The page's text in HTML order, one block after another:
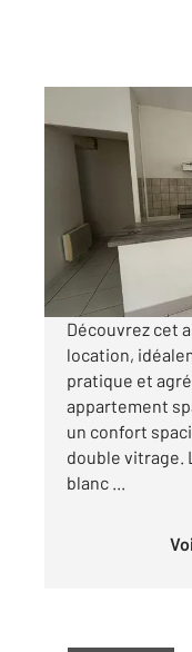
VERZEILLE 11
51 m2, 3 pièces
Ref : 5349
430 €
par mois charges
Découvrez cet
location,
pratique et
appartement
un confort
double vitrage.
blanc ...